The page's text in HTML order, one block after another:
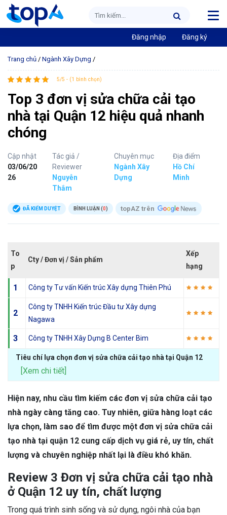
Đăng nhập Đăng ký
Trang chủ / Ngành Xây Dựng /
5/5 - (1 bình chọn)
Top 3 đơn vị sửa chữa cải tạo
nhà tại Quận 12 hiệu quả nhanh
chóng
Cập nhật
03/06/20
26
Tác giả /
Reviewer
Nguyễn
Thắm
Chuyên mục
Ngành Xây
Dựng
Địa điểm
Hồ Chí
Minh
ĐÃ KIỂM DUYỆT BÌNH LUẬN (0) topAZ trên
To
p
Cty / Đơn vị / Sản phẩm
Xếp
hạng
1 Công ty Tư vấn Kiến trúc Xây dựng Thiên Phú
2
Công ty TNHH Kiến trúc Đầu tư Xây dựng
Nagawa
3 Công ty TNHH Xây Dựng B Center Bim
Tiêu chí lựa chọn đơn vị sửa chữa cải tạo nhà tại Quận 12
[Xem chi tiết]
Hiện nay, nhu cầu tìm kiếm các đơn vị sửa chữa cải tạo
nhà ngày càng tăng cao. Tuy nhiên, giữa hàng loạt các
lựa chọn, làm sao để tìm được một đơn vị sửa chữa cải
tạo nhà tại quận 12 cung cấp dịch vụ giá rẻ, uy tín, chất
lượng và chuyên nghiệp nhất lại là điều khó khăn.
Review 3 Đơn vị sửa chữa cải tạo nhà
ở Quận 12 uy tín, chất lượng
Trong quá trình sinh sống và sử dụng, ngôi nhà của bạn